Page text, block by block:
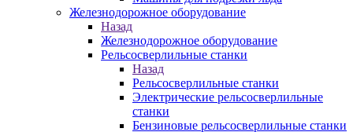
Железнодорожное оборудование
Назад
Железнодорожное оборудование
Рельсосверлильные станки
Назад
Рельсосверлильные станки
Электрические рельсосверлильные
станки
Бензиновые рельсосверлильные станки